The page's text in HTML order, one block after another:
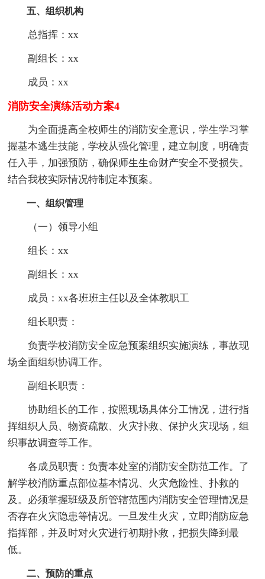
五、组织机构
总指挥：xx
副组长：xx
成员：xx
消防安全演练活动方案4
为全面提高全校师生的消防安全意识，学生学习掌
握基本逃生技能，学校从强化管理，建立制度，明确责
任入手，加强预防，确保师生生命财产安全不受损失。
结合我校实际情况特制定本预案。
一、组织管理
（一）领导小组
组长：xx
副组长：xx
成员：xx各班班主任以及全体教职工
组长职责：
负责学校消防安全应急预案组织实施演练，事故现
场全面组织协调工作。
副组长职责：
协助组长的工作，按照现场具体分工情况，进行指
挥组织人员、物资疏散、火灾扑救、保护火灾现场，组
织事故调查等工作。
各成员职责：负责本处室的消防安全防范工作。了
解学校消防重点部位基本情况、火灾危险性、扑救的
及。必须掌握班级及所管辖范围内消防安全管理情况是
否存在火灾隐患等情况。一旦发生火灾，立即消防应急
指挥部，并及时对火灾进行初期扑救，把损失降到最
低。
二、预防的重点